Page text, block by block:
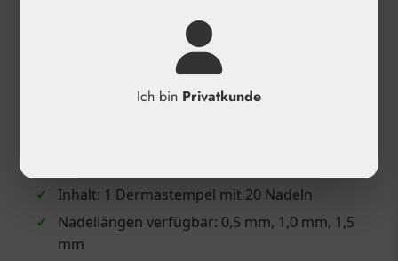
Anwendung zweimal pro Woche (Abstand 3–
Vor und nach Gebrauch sterilisieren.
Ausschließlich für den persönlichen
✓
Inhalt: 1 Dermastempel mit 20 Nadeln
✓
Nadellängen verfügbar: 0,5 mm, 1,0 mm, 1,5
mm
Ich bin Privatkunde